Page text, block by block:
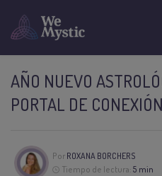
AÑO NUEVO
PORTAL DE CONEXIÓN
Por ROXANA BORCHERS
Tiempo de lectura: 5 min